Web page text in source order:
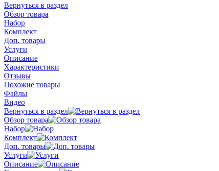
Вернуться в раздел
Обзор товара
Набор
Комплект
Доп. товары
Услуги
Описание
Характеристики
Отзывы
Похожие товары
Файлы
Видео
Вернуться в раздел
Обзор товара
Набор
Комплект
Доп. товары
Услуги
Описание